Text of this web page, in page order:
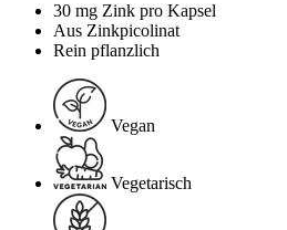
30 mg Zink pro Kapsel
Aus Zinkpicolinat
Rein pflanzlich
Vegan
Vegetarisch